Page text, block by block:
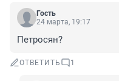
Гость
24 марта, 19:17
Петросян?
ОТВЕТИТЬ 1